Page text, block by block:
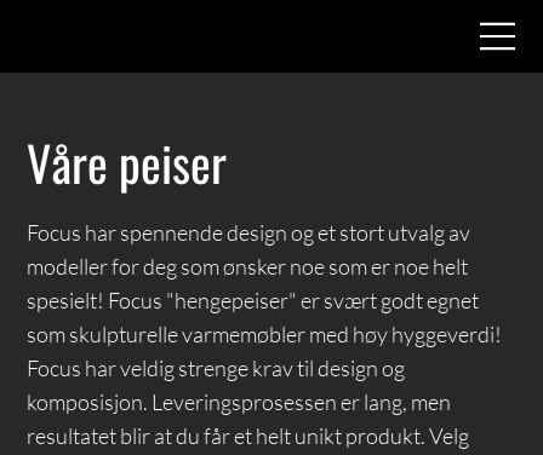
Våre peiser
Focus har spennende design og et stort utvalg av
modeller for deg som ønsker noe som er noe helt
spesielt! Focus "hengepeiser" er svært godt egnet
som skulpturelle varmemøbler med høy hyggeverdi!
Focus har veldig strenge krav til design og
komposisjon. Leveringsprosessen er lang, men
resultatet blir at du får et helt unikt produkt. Velg